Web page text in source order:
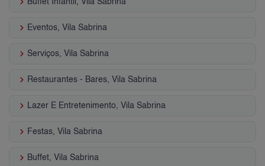
keyboard_arrow_right Eventos, Vila Sabrina
keyboard_arrow_right Serviços, Vila Sabrina
keyboard_arrow_right Restaurantes - Bares, Vila Sabrina
keyboard_arrow_right Lazer E Entretenimento, Vila Sabrina
keyboard_arrow_right Festas, Vila Sabrina
keyboard_arrow_right Buffet, Vila Sabrina